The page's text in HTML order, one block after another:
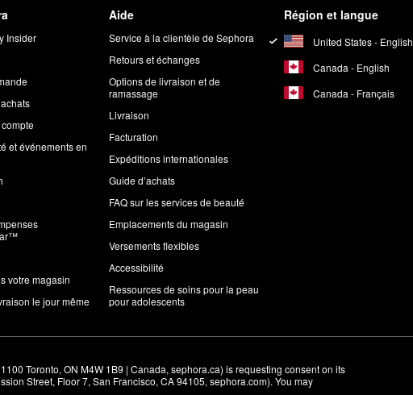
Insider
et événements en
votre magasin
le jour même
Aide
Service à la clientèle de Sephora
Retours et échanges
Options de livraison et de
ramassage
Livraison
Facturation
Expéditions internationales
Guide d’achats
FAQ sur les services de beauté
Emplacements du magasin
Versements flexibles
Accessibilité
Ressources de soins pour la peau
pour adolescents
Région et langue
United States - English
Canada - English
Canada - Français
Toronto, ON M4W 1B9 | Canada, sephora.ca) is requesting consent on its
Street, Floor 7, San Francisco, CA 94105, sephora.com). You may